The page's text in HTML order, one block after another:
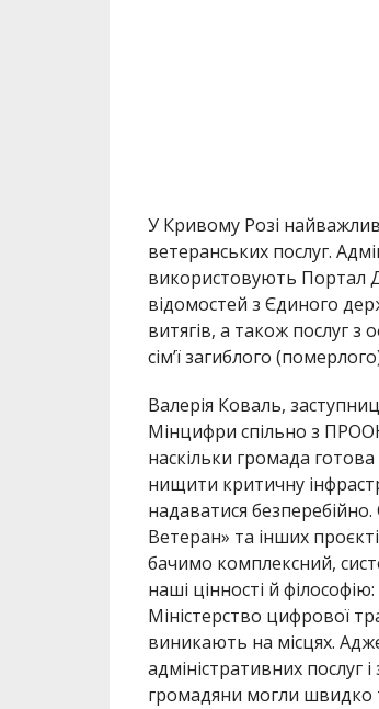
У Кривому Розі
ветеранських послуг.
використовують Портал
відомостей з Єдиного
витягів, а також послуг з
сім’ї загиблого
Валерія Коваль,
Мінцифри спільно з
наскільки громада
нищити критичну
надаватися
Ветеран» та інших
бачимо комплексний,
наші цінності й
Міністерство цифрової
виникають на місцях.
адміністративних послуг
громадяни могли швидко